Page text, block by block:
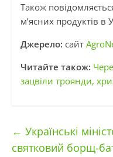
Також
м’ясних продуктів в
Джерело: сайт
Читайте також:
зацвіли троянди,
← Українські
святковий борщ-